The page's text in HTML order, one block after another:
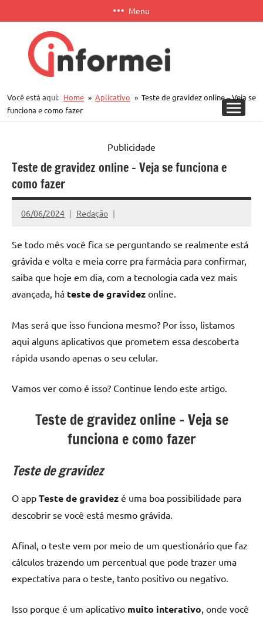
para
conteúdo
Menu
Você está aqui: Home Aplicativo
Teste de gravidez online – Veja se
funciona e como fazer
Publicidade
Teste de gravidez online – Veja se funciona e
como fazer
06/06/2024 Redação
Se todo mês você fica se perguntando se realmente está
grávida e volta e meia corre pra farmácia para confirmar,
saiba que hoje em dia, com a tecnologia cada vez mais
avançada, há teste de gravidez online.
Mas será que isso funciona mesmo? Por isso, listamos
aqui alguns aplicativos que prometem essa descoberta
rápida usando apenas o seu celular.
Vamos ver como é isso? Continue lendo este artigo.
Teste de gravidez online – Veja se
funciona e como fazer
Teste de gravidez
O app Teste de gravidez é uma boa possibilidade para
descobrir se você está mesmo grávida.
Afinal, o teste vem por meio de um questionário que faz
cálculos trazendo um percentual que pode trazer uma
expectativa para o teste, tanto positivo ou negativo.
Isso porque é um aplicativo muito interativo , onde você